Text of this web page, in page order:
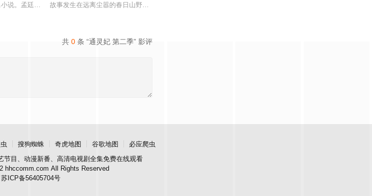
学意义上的喜欢。”那个夜晚，他脸颊微热，还听见自己加速的
上鬼占房”的阴阳宅，江淮被掳走配“阴婚”。他与女探长穆英搭档，侦破阎王娶亲、五鬼运财、木偶
说。孟廷辉，大平王朝有史以来个以女子进士科三元及第入翰林院的奇女子。十年前的她被他从死人堆里救出来，蓬头垢面
故事发生在远离尘嚣的春日山野，两个孤独的人因机缘巧合相遇。一人背负过往伤痕，避世居于深山；一人心
共 0 条 “通灵妃 第二季” 影评
搜狗蜘蛛 奇虎地图 谷歌地图
必应爬虫
节目、动漫新番、高清电视剧全集免费在线观看
hhccomm.com All Rights Reserved
苏ICP备56405704号